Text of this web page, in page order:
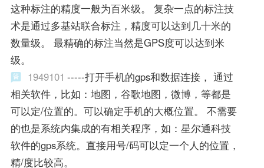
这种标注的精度一般为百米级。 复杂一点的标注技
术是通过多基站联合标注，精度可以达到几十米的
数量级。 最精确的标注当然是GPS度可以达到米
级。
1949101 -----打开手机的gps和数据连接， 通过
相关软件，比如：地图，谷歌地图，微博，等都是
可以定/位置的。可以确定手机的大概位置。 不需要
的也是系统内集成的有相关程序，如：星尔通科技
软件的gps系统。直接用号/码可以定一个人的位置，
精/度比较高。